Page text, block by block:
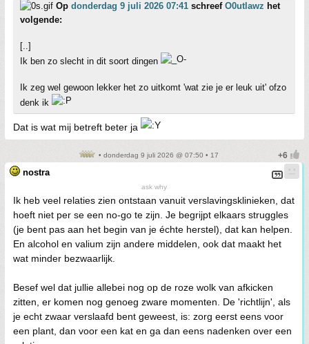
Op donderdag 9 juli 2026 07:41 schreef O0utlawz het
volgende:
[..]
Ik ben zo slecht in dit soort dingen
Ik zeg wel gewoon lekker het zo uitkomt 'wat zie je er leuk uit' ofzo
denk ik
Dat is wat mij betreft beter ja
• donderdag 9 juli 2026 @ 07:50 • 17
nostra
ask why
Ik heb veel relaties zien ontstaan vanuit verslavingsklinieken, dat
hoeft niet per se een no-go te zijn. Je begrijpt elkaars struggles
(je bent pas aan het begin van je échte herstel), dat kan helpen.
En alcohol en valium zijn andere middelen, ook dat maakt het
wat minder bezwaarlijk.
Besef wel dat jullie allebei nog op de roze wolk van afkicken
zitten, er komen nog genoeg zware momenten. De 'richtlijn', als
je echt zwaar verslaafd bent geweest, is: zorg eerst eens voor
een plant, dan voor een kat en ga dan eens nadenken over een